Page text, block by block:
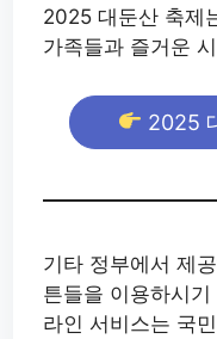
2025 대둔산 축제
가족들과 즐거운
2025
기타 정부에서 제
튼들을 이용하시
라인 서비스는 국